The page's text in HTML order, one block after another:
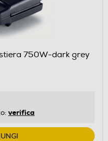
750W-dark grey
verifica